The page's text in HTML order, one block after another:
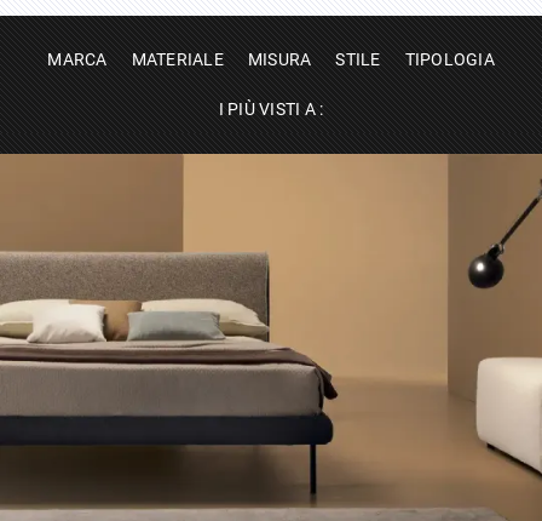
MARCA MATERIALE MISURA STILE TIPOLOGIA
I PIÙ VISTI A :